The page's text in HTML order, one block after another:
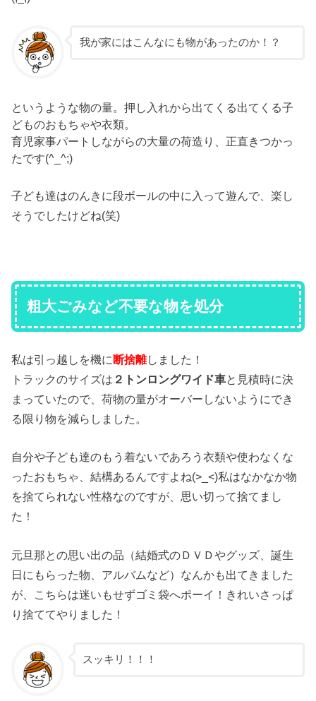
我が家にはこんなにも物があったのか！？
というような物の量。押し入れから出てくる出てくる子
どものおもちゃや衣類。
育児家事パートしながらの大量の荷造り、正直きつかっ
たです(^_^;)
子ども達はのんきに段ボールの中に入って遊んで、楽し
そうでしたけどね(笑)
粗大ごみなど不要な物を処分
私は引っ越しを機に 断捨離しました！
トラックのサイズは ２トンロングワイド車と見積時に決
まっていたので、荷物の量がオーバーしないようにでき
る限り物を減らしました。
自分や子ども達のもう着ないであろう衣類や使わなくな
ったおもちゃ、結構あるんですよね(>_<)私はなかなか物
を捨てられない性格なのですが、思い切って捨てまし
た！
元旦那との思い出の品（結婚式のＤＶＤやグッズ、誕生
日にもらった物、アルバムなど）なんかも出てきました
が、こちらは迷いもせずゴミ袋へポーイ！きれいさっぱ
り捨ててやりました！
スッキリ！！！